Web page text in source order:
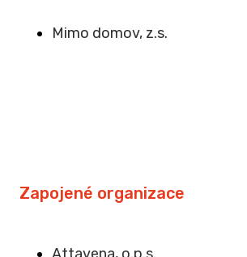
Mimo domov, z.s.
Zapojené organizace